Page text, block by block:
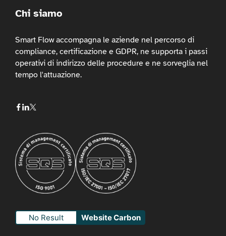
Chi siamo
Smart Flow accompagna le aziende nel percorso di
compliance, certificazione e GDPR, ne supporta i passi
operativi di indirizzo delle procedure e ne sorveglia nel
tempo l'attuazione.
No Result Website Carbon